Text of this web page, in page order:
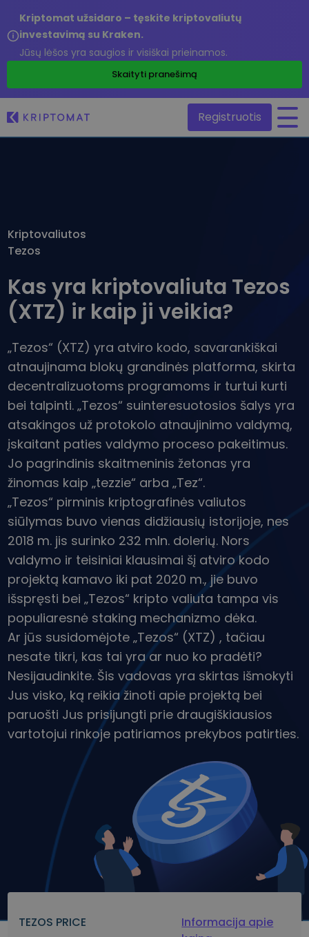
Kriptomat užsidaro – tęskite kriptovaliutų
investavimą su Kraken.
Jūsų lėšos yra saugios ir visiškai prieinamos.
Skaityti pranešimą
Ieškokite investavimo galimybių
Kątik pridėta
Kas, jeigu pirkčiau už 100 €…
...šiandien jos vertė būtų
Pirkti ir parduoti kriptovaliutą
Pirkite ir rinkitės iš daugiau nei 300 kriptovaliutų
Keitimasis kriptovaliutomis
Daugiau nei 1000 porų variantų
Išmanieji portfeliai
Kriptomat piniginė
Saugi ir paprasta kriptovaliutų piniginė
Investicijų tyrinėtojas
Rask savo kripto strategiją
KriptoEarn
Uždirbkite atlygį už savo turimas kriptovaliutas
Saugykla
Išsaugokite kriptovaliutas ateičiai
Pasikartojantis pirkimas
Reguliariai planuojamos investicijos (ang.DCA)
Įspėjimai apie kainas
Mėgstamų žetonų kainų atnaujinimai realiuoju laiku
Atraskite išteklius
Atraskite investavimo galimybes
Portfelio analizė
Protingos įžvalgos, užtikrinančios optimalų rezultatą
Registruotis
/
Kriptovaliutos
Tezos
Kas yra kriptovaliuta Tezos
(XTZ) ir kaip ji veikia?
„Tezos“ (XTZ) yra atviro kodo, savarankiškai
atnaujinama blokų grandinės platforma, skirta
decentralizuotoms programoms ir turtui kurti
bei talpinti. „Tezos“ suinteresuotosios šalys yra
atsakingos už protokolo atnaujinimo valdymą,
įskaitant paties valdymo proceso pakeitimus.
Jo pagrindinis skaitmeninis žetonas yra
žinomas kaip „tezzie“ arba „Tez“.
„Tezos“ pirminis kriptografinės valiutos
siūlymas buvo vienas didžiausių istorijoje, nes
2018 m. jis surinko 232 mln. dolerių. Nors
valdymo ir teisiniai klausimai šį atviro kodo
projektą kamavo iki pat 2020 m., jie buvo
išspręsti bei „Tezos“ kripto valiuta tampa vis
populiaresnė staking mechanizmo dėka.
Ar jūs susidomėjote „Tezos“ (XTZ) , tačiau
nesate tikri, kas tai yra ar nuo ko pradėti?
Nesijaudinkite. Šis vadovas yra skirtas išmokyti
Jus visko, ką reikia žinoti apie projektą bei
paruošti Jus prisijungti prie draugiškiausios
vartotojui rinkoje patiriamos prekybos patirties.
TEZOS PRICE
Informacija apie